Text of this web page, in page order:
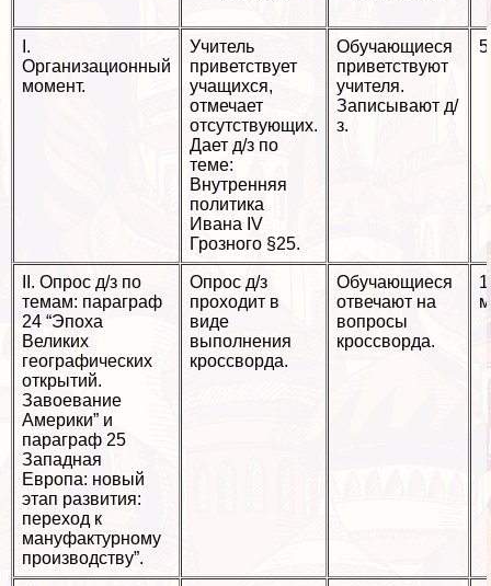
I.
Организационный
момент.
Учитель
приветствует
учащихся,
отмечает
отсутствующих.
Дает д/з по
теме:
Внутренняя
политика
Ивана IV
Грозного §25.
Обучающиеся
приветствуют
учителя.
Записывают д/
з.
II. Опрос д/з по
темам: параграф
24 “Эпоха
Великих
географических
открытий.
Завоевание
Америки” и
параграф 25
Западная
Европа: новый
этап развития:
переход к
мануфактурному
производству”.
Опрос д/з
проходит в
виде
выполнения
кроссворда.
Обучающиеся
отвечают на
вопросы
кроссворда.